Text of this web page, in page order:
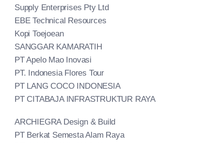
Supply Enterprises Pty Ltd
EBE Technical Resources
Kopi Toejoean
SANGGAR KAMARATIH
PT Apelo Mao Inovasi
PT. Indonesia Flores Tour
PT LANG COCO INDONESIA
PT CITABAJA INFRASTRUKTUR RAYA
ARCHIEGRA Design & Build
PT Berkat Semesta Alam Raya